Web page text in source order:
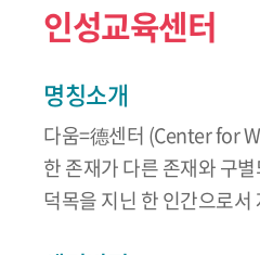
인성교육센터
명칭소개
다움=德센터 (Center for
한 존재가 다른 존재와 구
덕목을 지닌 한 인간으로